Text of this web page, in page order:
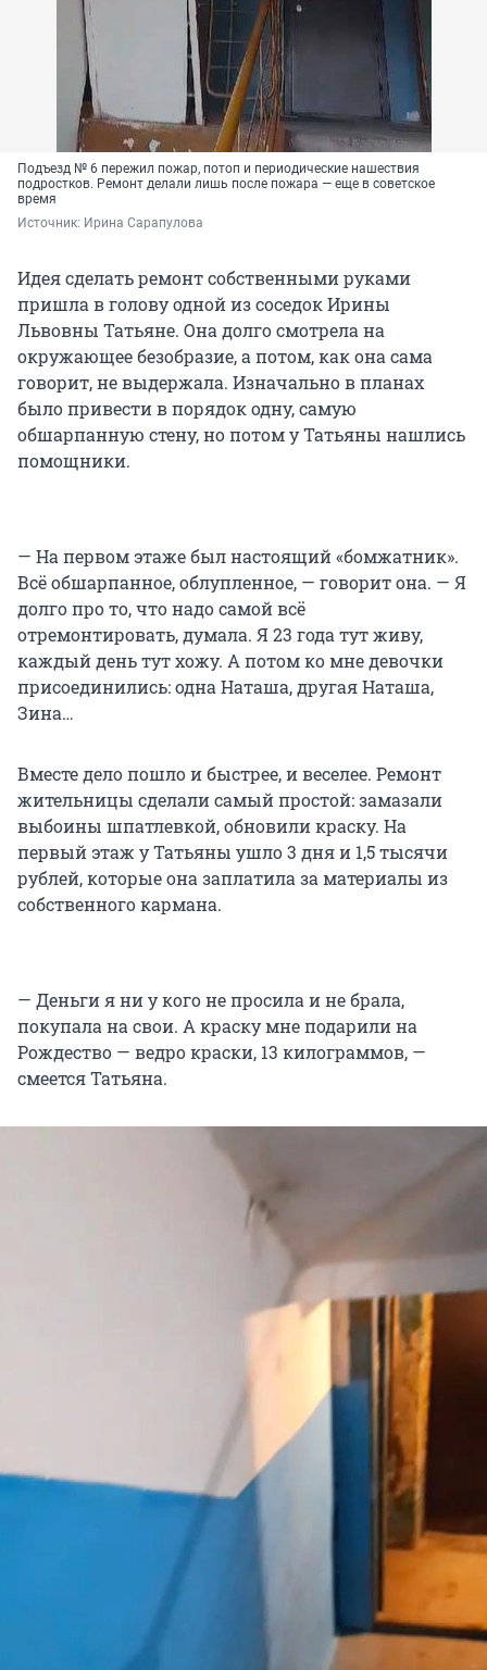
Подъезд № 6 пережил пожар, потоп и периодические нашествия
подростков. Ремонт делали лишь после пожара — еще в советское
время
Источник: Ирина Сарапулова
Идея сделать ремонт собственными руками
пришла в голову одной из соседок Ирины
Львовны Татьяне. Она долго смотрела на
окружающее безобразие, а потом, как она сама
говорит, не выдержала. Изначально в планах
было привести в порядок одну, самую
обшарпанную стену, но потом у Татьяны нашлись
помощники.
— На первом этаже был настоящий «бомжатник».
Всё обшарпанное, облупленное, — говорит она. — Я
долго про то, что надо самой всё
отремонтировать, думала. Я 23 года тут живу,
каждый день тут хожу. А потом ко мне девочки
присоединились: одна Наташа, другая Наташа,
Зина…
Вместе дело пошло и быстрее, и веселее. Ремонт
жительницы сделали самый простой: замазали
выбоины шпатлевкой, обновили краску. На
первый этаж у Татьяны ушло 3 дня и 1,5 тысячи
рублей, которые она заплатила за материалы из
собственного кармана.
— Деньги я ни у кого не просила и не брала,
покупала на свои. А краску мне подарили на
Рождество — ведро краски, 13 килограммов, —
смеется Татьяна.